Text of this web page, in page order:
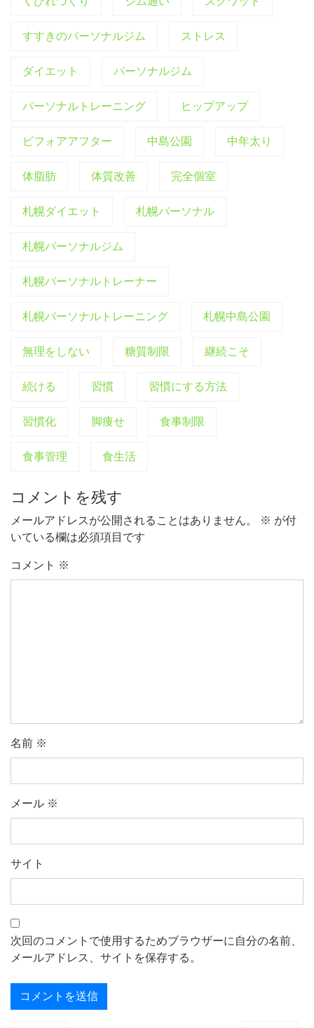
すすきのパーソナルジム ストレス
ダイエット パーソナルジム
パーソナルトレーニング ヒップアップ
ビフォアアフター 中島公園 中年太り
体脂肪 体質改善 完全個室
札幌ダイエット 札幌パーソナル
札幌パーソナルジム
札幌パーソナルトレーナー
札幌パーソナルトレーニング 札幌中島公園
無理をしない 糖質制限 継続こそ
続ける 習慣 習慣にする方法
習慣化 脚痩せ 食事制限
食事管理 食生活
コメントを残す
メールアドレスが公開されることはありません。 ※ が付
いている欄は必須項目です
コメント ※
名前 ※
メール ※
サイト
次回のコメントで使用するためブラウザーに自分の名前、
メールアドレス、サイトを保存する。